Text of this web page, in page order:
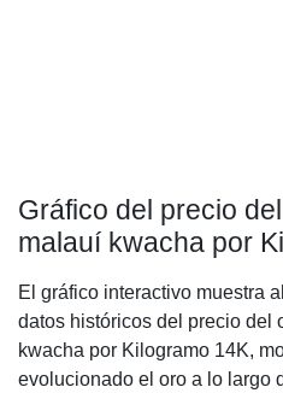
Gráfico del precio
malauí kwacha por
El gráfico interactivo muestra
datos históricos del precio del
kwacha por Kilogramo 14K,
evolucionado el oro a lo largo